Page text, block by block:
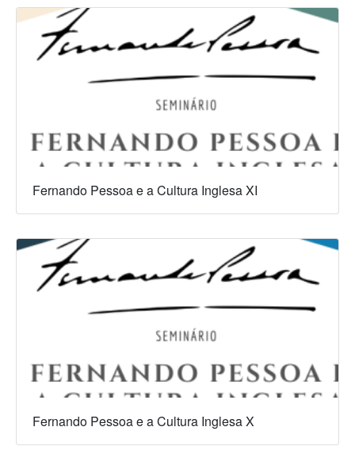
Fernando Pessoa e a Cultura Inglesa XI
Fernando Pessoa e a Cultura Inglesa X